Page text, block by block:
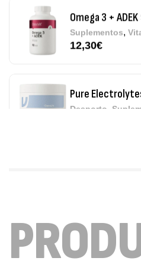
12,30€
7,50 €
Saúde Óssea
7,50